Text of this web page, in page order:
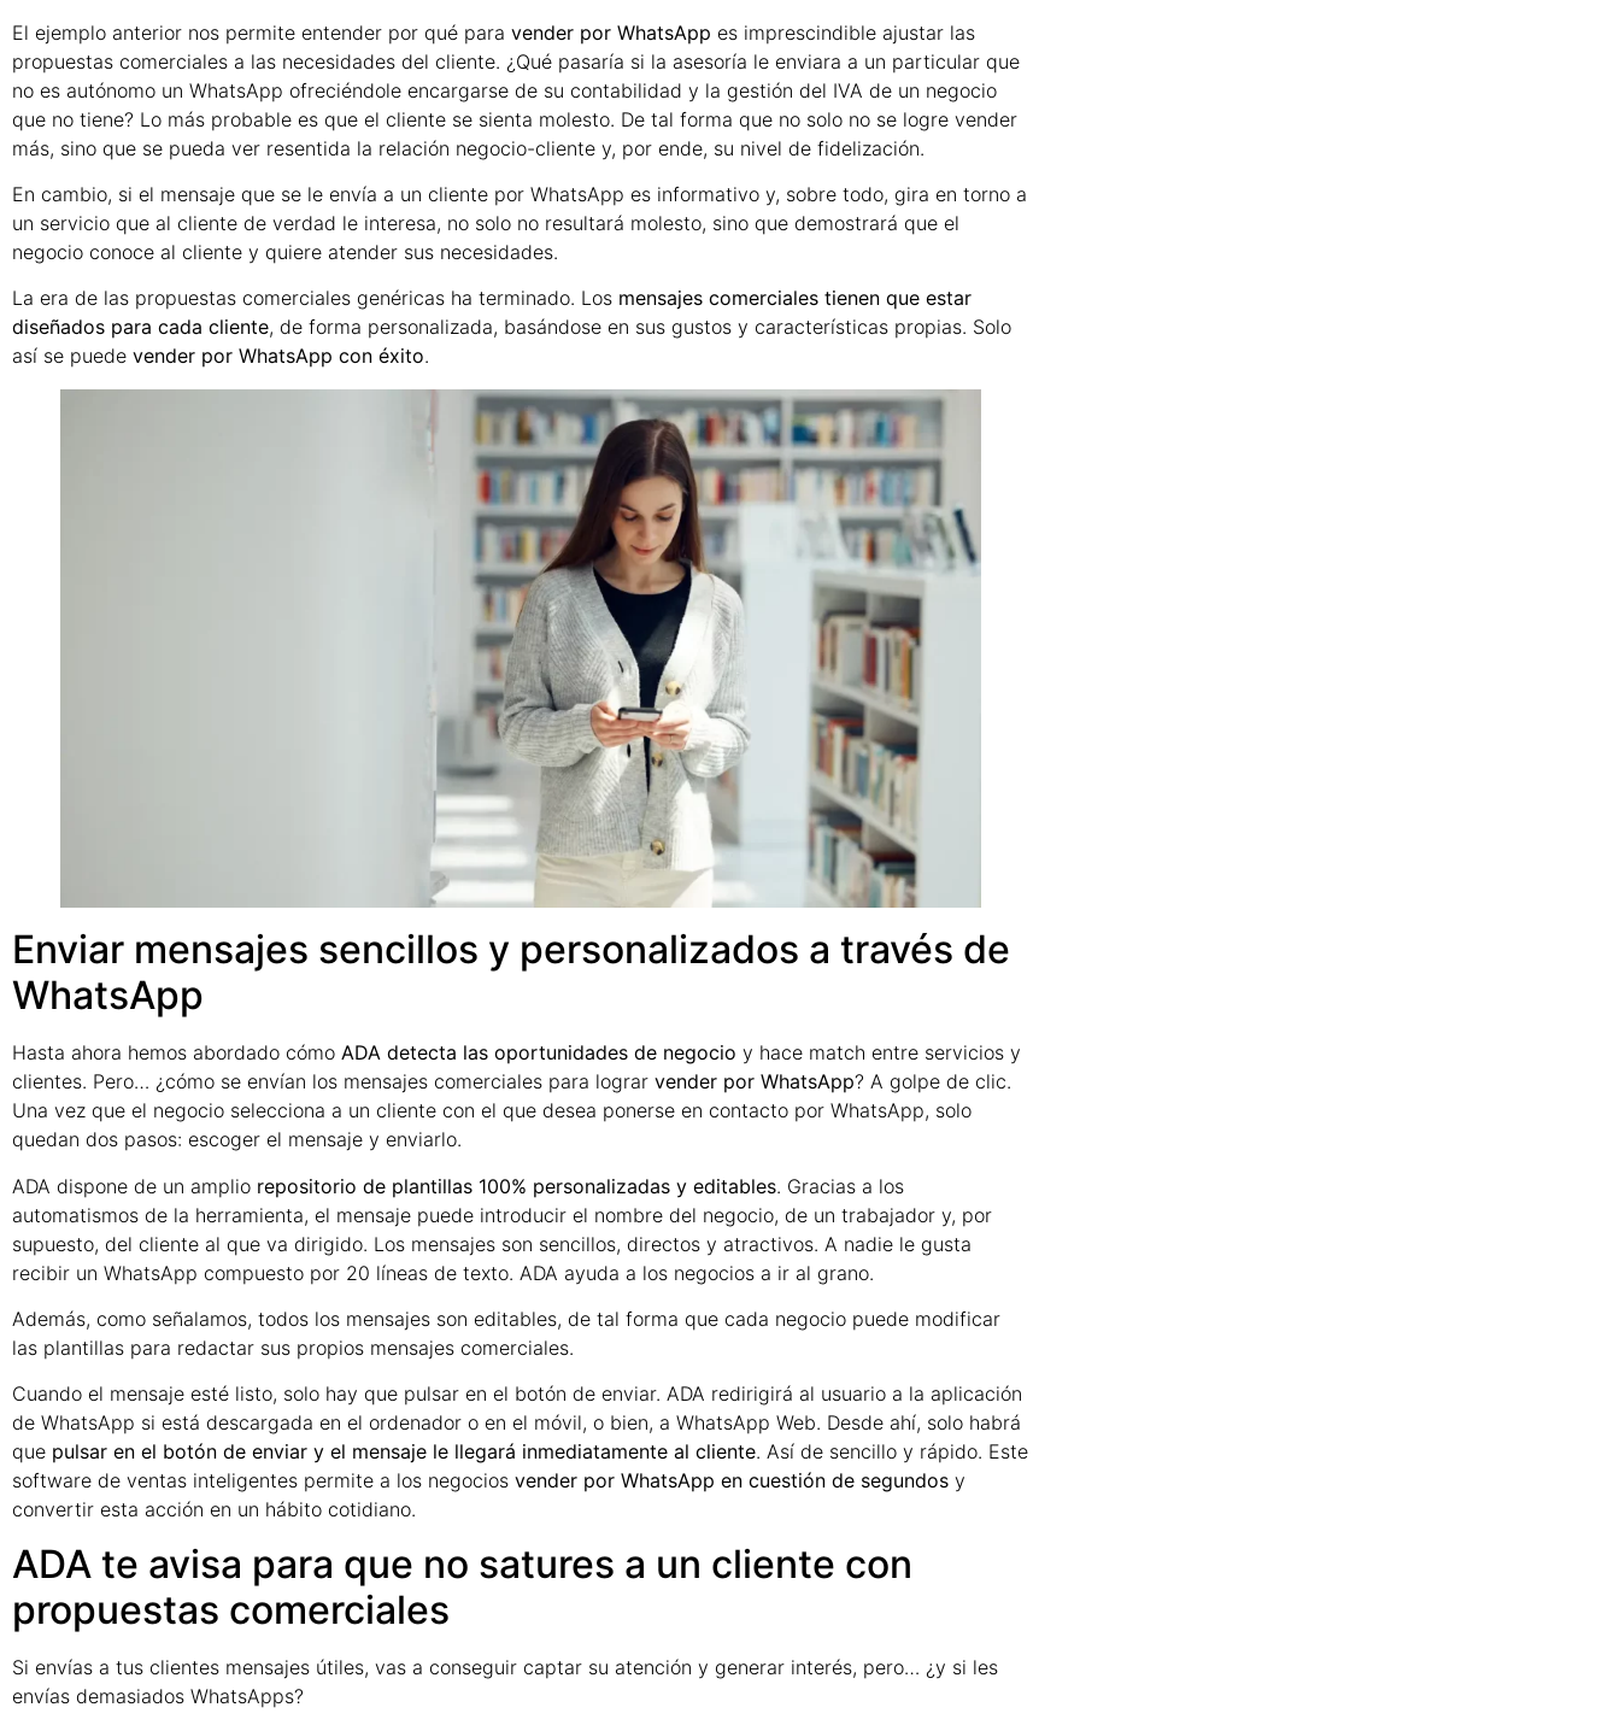
El ejemplo anterior nos permite entender por qué para vender por WhatsApp es imprescindible ajustar las
propuestas comerciales a las necesidades del cliente. ¿Qué pasaría si la asesoría le enviara a un particular que
no es autónomo un WhatsApp ofreciéndole encargarse de su contabilidad y la gestión del IVA de un negocio
que no tiene? Lo más probable es que el cliente se sienta molesto. De tal forma que no solo no se logre vender
más, sino que se pueda ver resentida la relación negocio-cliente y, por ende, su nivel de fidelización.
En cambio, si el mensaje que se le envía a un cliente por WhatsApp es informativo y, sobre todo, gira en torno a
un servicio que al cliente de verdad le interesa, no solo no resultará molesto, sino que demostrará que el
negocio conoce al cliente y quiere atender sus necesidades.
La era de las propuestas comerciales genéricas ha terminado. Los mensajes comerciales tienen que estar
diseñados para cada cliente, de forma personalizada, basándose en sus gustos y características propias. Solo
así se puede vender por WhatsApp con éxito.
Enviar mensajes sencillos y personalizados a través de
WhatsApp
Hasta ahora hemos abordado cómo ADA detecta las oportunidades de negocio y hace match entre servicios y
clientes. Pero… ¿cómo se envían los mensajes comerciales para lograr vender por WhatsApp? A golpe de clic.
Una vez que el negocio selecciona a un cliente con el que desea ponerse en contacto por WhatsApp, solo
quedan dos pasos: escoger el mensaje y enviarlo.
ADA dispone de un amplio repositorio de plantillas 100% personalizadas y editables. Gracias a los
automatismos de la herramienta, el mensaje puede introducir el nombre del negocio, de un trabajador y, por
supuesto, del cliente al que va dirigido. Los mensajes son sencillos, directos y atractivos. A nadie le gusta
recibir un WhatsApp compuesto por 20 líneas de texto. ADA ayuda a los negocios a ir al grano.
Además, como señalamos, todos los mensajes son editables, de tal forma que cada negocio puede modificar
las plantillas para redactar sus propios mensajes comerciales.
Cuando el mensaje esté listo, solo hay que pulsar en el botón de enviar. ADA redirigirá al usuario a la aplicación
de WhatsApp si está descargada en el ordenador o en el móvil, o bien, a WhatsApp Web. Desde ahí, solo habrá
que pulsar en el botón de enviar y el mensaje le llegará inmediatamente al cliente. Así de sencillo y rápido. Este
software de ventas inteligentes permite a los negocios vender por WhatsApp en cuestión de segundos y
convertir esta acción en un hábito cotidiano.
ADA te avisa para que no satures a un cliente con
propuestas comerciales
Si envías a tus clientes mensajes útiles, vas a conseguir captar su atención y generar interés, pero… ¿y si les
envías demasiados WhatsApps?